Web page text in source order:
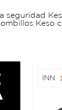
seguridad
Keso
INN